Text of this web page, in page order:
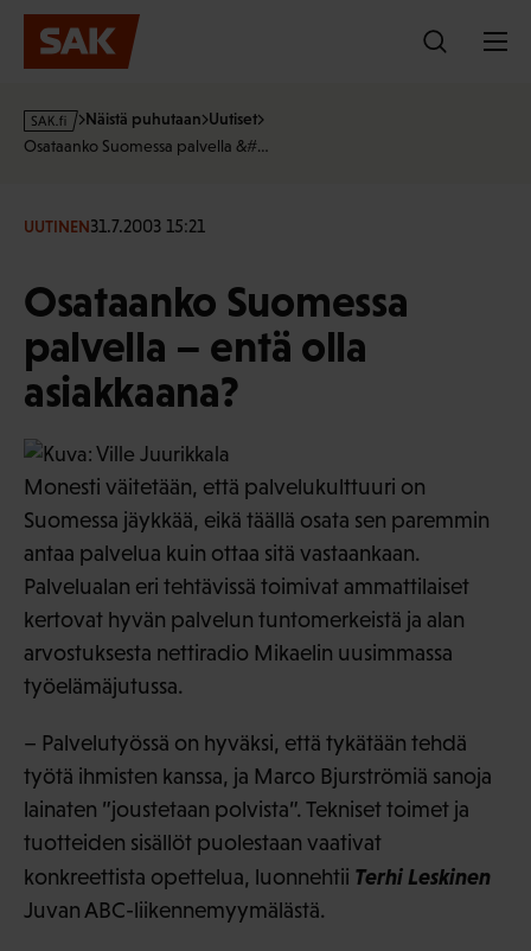
Hyppää
sisältöön
s
a
f
Näistä puhutaan Uutiset
Osataanko Suomessa palvella &#…
UUTINEN31.7.2003 15:21
Osataanko Suomessa
palvella – entä olla
asiakkaana?
Monesti väitetään, että palvelukulttuuri on
Suomessa jäykkää, eikä täällä osata sen paremmin
antaa palvelua kuin ottaa sitä vastaankaan.
Palvelualan eri tehtävissä toimivat ammattilaiset
kertovat hyvän palvelun tuntomerkeistä ja alan
arvostuksesta nettiradio Mikaelin uusimmassa
työelämäjutussa.
– Palvelutyössä on hyväksi, että tykätään tehdä
työtä ihmisten kanssa, ja Marco Bjurströmiä sanoja
lainaten ”joustetaan polvista”. Tekniset toimet ja
tuotteiden sisällöt puolestaan vaativat
konkreettista opettelua, luonnehtii Terhi Leskinen
Juvan ABC-liikennemyymälästä.